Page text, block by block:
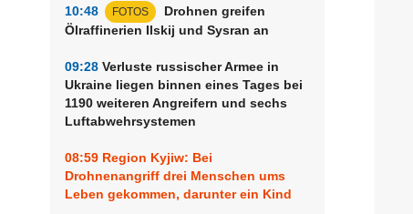
10:48 FOTOS
Drohnen greifen
Ölraffinerien Ilskij und Sysran an
09:28 Verluste russischer Armee in
Ukraine liegen binnen eines Tages bei
1190 weiteren Angreifern und sechs
Luftabwehrsystemen
08:59 Region Kyjiw: Bei
Drohnenangriff drei Menschen ums
Leben gekommen, darunter ein Kind